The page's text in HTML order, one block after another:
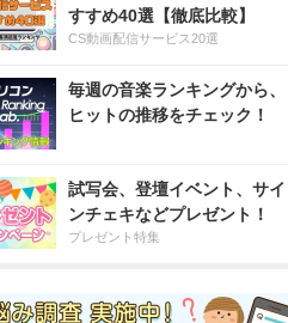
すすめ40選【徹底比較】
CS動画配信サービス20選
毎週の音楽ランキングから、
ヒットの推移をチェック！
試写会、登壇イベント、サイ
ンチェキなどプレゼント！
プレゼント特集